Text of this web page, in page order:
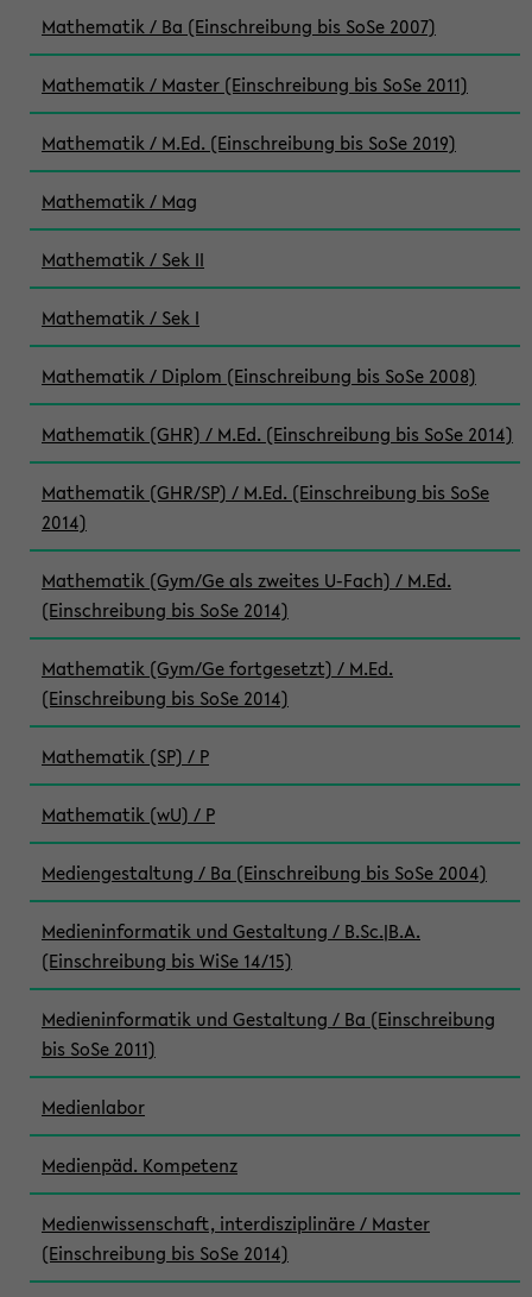
Mathematik / Ba (Einschreibung bis SoSe 2007)
Mathematik / Master (Einschreibung bis SoSe 2011)
Mathematik / M.Ed. (Einschreibung bis SoSe 2019)
Mathematik / Mag
Mathematik / Sek II
Mathematik / Sek I
Mathematik / Diplom (Einschreibung bis SoSe 2008)
Mathematik (GHR) / M.Ed. (Einschreibung bis SoSe 2014)
Mathematik (GHR/SP) / M.Ed. (Einschreibung bis SoSe
2014)
Mathematik (Gym/Ge als zweites U-Fach) / M.Ed.
(Einschreibung bis SoSe 2014)
Mathematik (Gym/Ge fortgesetzt) / M.Ed.
(Einschreibung bis SoSe 2014)
Mathematik (SP) / P
Mathematik (wU) / P
Mediengestaltung / Ba (Einschreibung bis SoSe 2004)
Medieninformatik und Gestaltung / B.Sc.|B.A.
(Einschreibung bis WiSe 14/15)
Medieninformatik und Gestaltung / Ba (Einschreibung
bis SoSe 2011)
Medienlabor
Medienpäd. Kompetenz
Medienwissenschaft, interdisziplinäre / Master
(Einschreibung bis SoSe 2014)